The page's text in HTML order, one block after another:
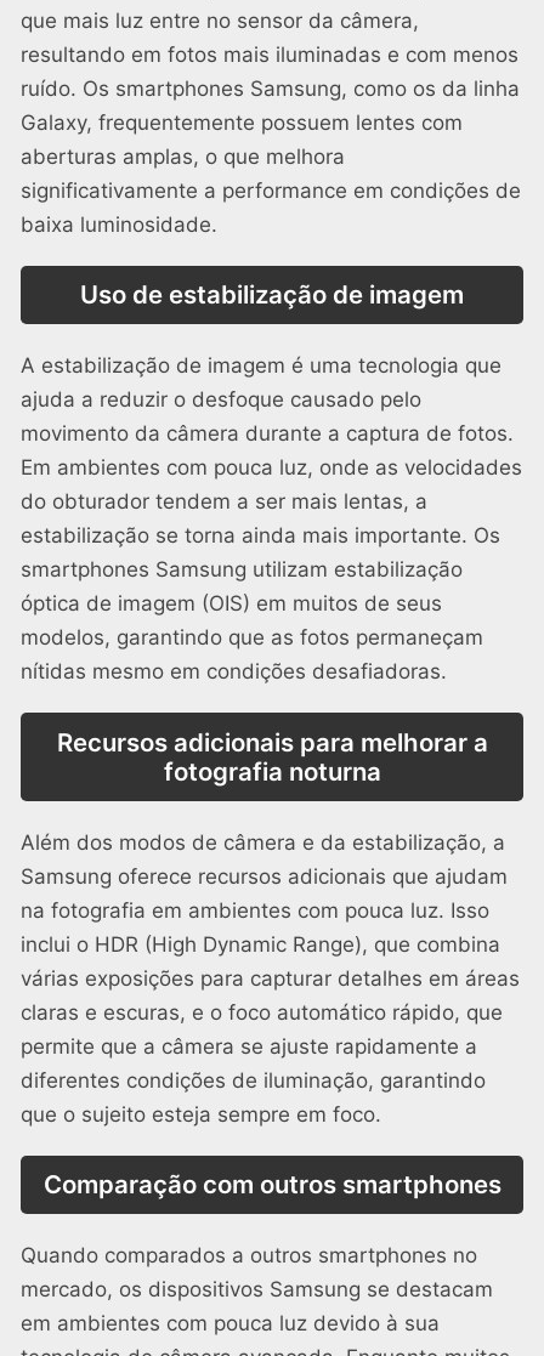
que mais luz entre no sensor da câmera,
resultando em fotos mais iluminadas e com menos
ruído. Os smartphones Samsung, como os da linha
Galaxy, frequentemente possuem lentes com
aberturas amplas, o que melhora
significativamente a performance em condições de
baixa luminosidade.
Uso de estabilização de imagem
A estabilização de imagem é uma tecnologia que
ajuda a reduzir o desfoque causado pelo
movimento da câmera durante a captura de fotos.
Em ambientes com pouca luz, onde as velocidades
do obturador tendem a ser mais lentas, a
estabilização se torna ainda mais importante. Os
smartphones Samsung utilizam estabilização
óptica de imagem (OIS) em muitos de seus
modelos, garantindo que as fotos permaneçam
nítidas mesmo em condições desafiadoras.
Recursos adicionais para melhorar a
fotografia noturna
Além dos modos de câmera e da estabilização, a
Samsung oferece recursos adicionais que ajudam
na fotografia em ambientes com pouca luz. Isso
inclui o HDR (High Dynamic Range), que combina
várias exposições para capturar detalhes em áreas
claras e escuras, e o foco automático rápido, que
permite que a câmera se ajuste rapidamente a
diferentes condições de iluminação, garantindo
que o sujeito esteja sempre em foco.
Comparação com outros smartphones
Quando comparados a outros smartphones no
mercado, os dispositivos Samsung se destacam
em ambientes com pouca luz devido à sua